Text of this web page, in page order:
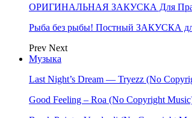
ОРИГИНАЛЬНАЯ ЗАКУСКА Для
Рыба без рыбы! Постный ЗАКУСКА
Prev Next
Музыка
Last Night’s Dream — Tryezz (No
Good Feeling – Roa (No Copyright